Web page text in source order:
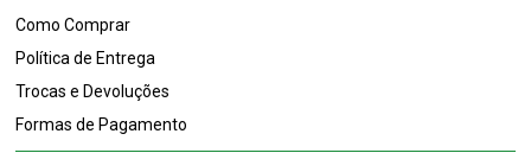
Como Comprar
Política de Entrega
Trocas e Devoluções
Formas de Pagamento